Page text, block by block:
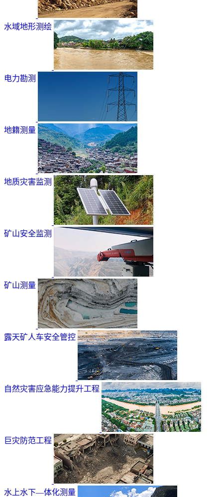
水域地形测绘
电力勘测
地籍测量
地质灾害监测
矿山安全监测
矿山测量
露天矿人车安全管控
自然灾害应急能力提升工程
巨灾防范工程
水上水下—体化测量